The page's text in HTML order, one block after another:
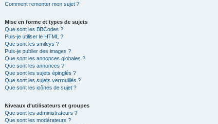
Comment remonter mon sujet ?
Mise en forme et types de sujets
Que sont les BBCodes ?
Puis-je utiliser le HTML ?
Que sont les smileys ?
Puis-je publier des images ?
Que sont les annonces globales ?
Que sont les annonces ?
Que sont les sujets épinglés ?
Que sont les sujets verrouillés ?
Que sont les icônes de sujet ?
Niveaux d’utilisateurs et groupes
Que sont les administrateurs ?
Que sont les modérateurs ?